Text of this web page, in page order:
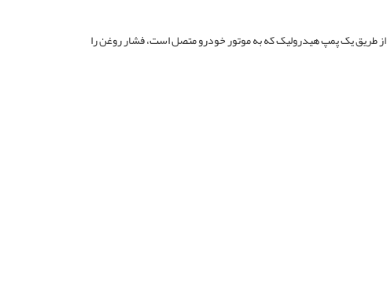
طریق یک پمپ هیدرولیک که به موتور خودرو متصل است، فشار روغن را